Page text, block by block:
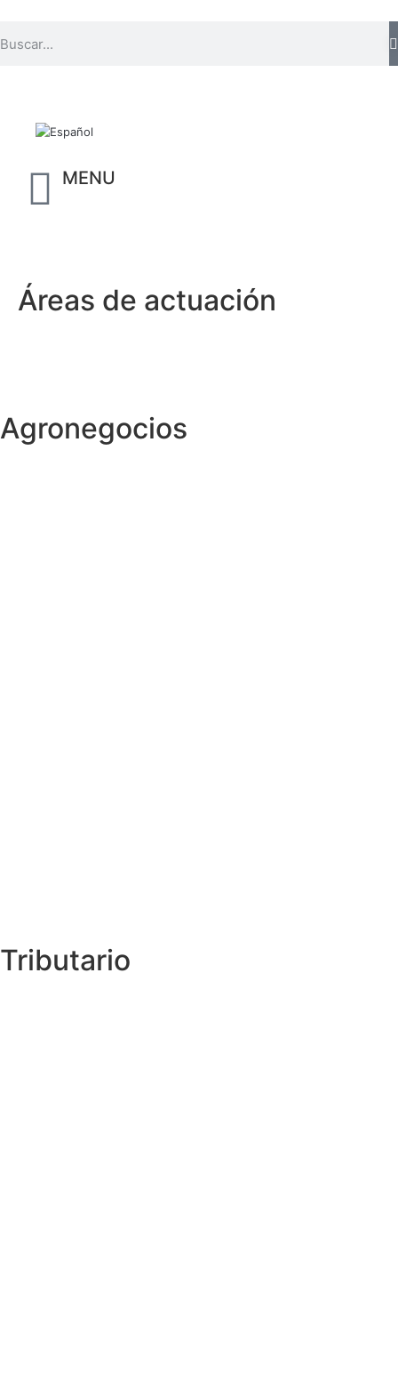
MENU
Áreas de actuación
Agronegocios
Tributario